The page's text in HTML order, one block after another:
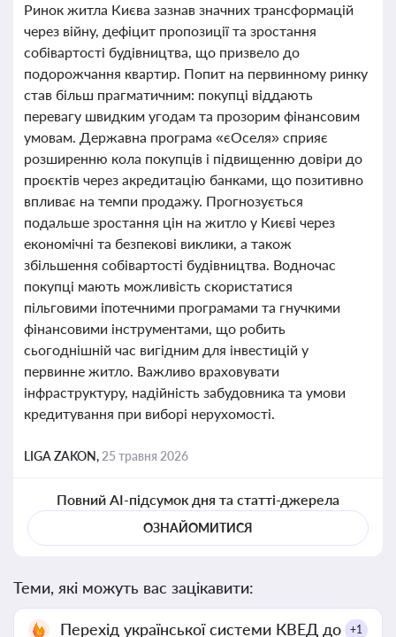
Ринок житла Києва зазнав значних трансформацій
через війну, дефіцит пропозиції та зростання
собівартості будівництва, що призвело до
подорожчання квартир. Попит на первинному ринку
став більш прагматичним: покупці віддають
перевагу швидким угодам та прозорим фінансовим
умовам. Державна програма «єОселя» сприяє
розширенню кола покупців і підвищенню довіри до
проєктів через акредитацію банками, що позитивно
впливає на темпи продажу. Прогнозується
подальше зростання цін на житло у Києві через
економічні та безпекові виклики, а також
збільшення собівартості будівництва. Водночас
покупці мають можливість скористатися
пільговими іпотечними програмами та гнучкими
фінансовими інструментами, що робить
сьогоднішній час вигідним для інвестицій у
первинне житло. Важливо враховувати
інфраструктуру, надійність забудовника та умови
кредитування при виборі нерухомості.
LIGA ZAKON, 25 травня 2026
Повний AI-підсумок дня та статті-джерела
ОЗНАЙОМИТИСЯ
Теми, які можуть вас зацікавити:
Перехід української системи КВЕД до +1